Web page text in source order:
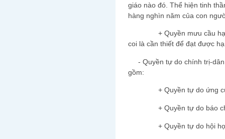
giáo nào đó. Thể hiện tinh
hàng nghìn năm của con
+ Quyền mưu cầu hạnh
coi là cần thiết để đạt được
- Quyền tự do chính trị-dân
gồm:
+ Quyền tự do ứng cử
+ Quyền tự do báo
+ Quyền tự do hội họp